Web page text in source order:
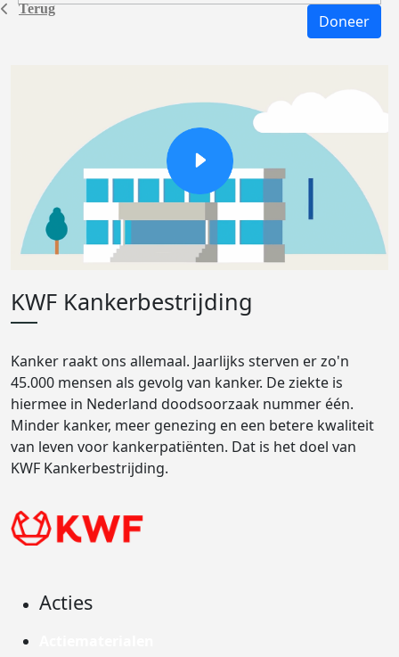
Terug
Doneer
KWF Kankerbestrijding
Kanker raakt ons allemaal. Jaarlijks sterven er zo'n
45.000 mensen als gevolg van kanker. De ziekte is
hiermee in Nederland doodsoorzaak nummer één.
Minder kanker, meer genezing en een betere kwaliteit
van leven voor kankerpatiënten. Dat is het doel van
KWF Kankerbestrijding.
Acties